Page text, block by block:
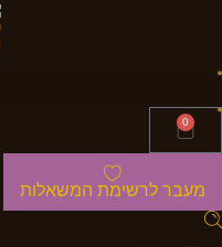
0
מעבר לרשימת המשאלות